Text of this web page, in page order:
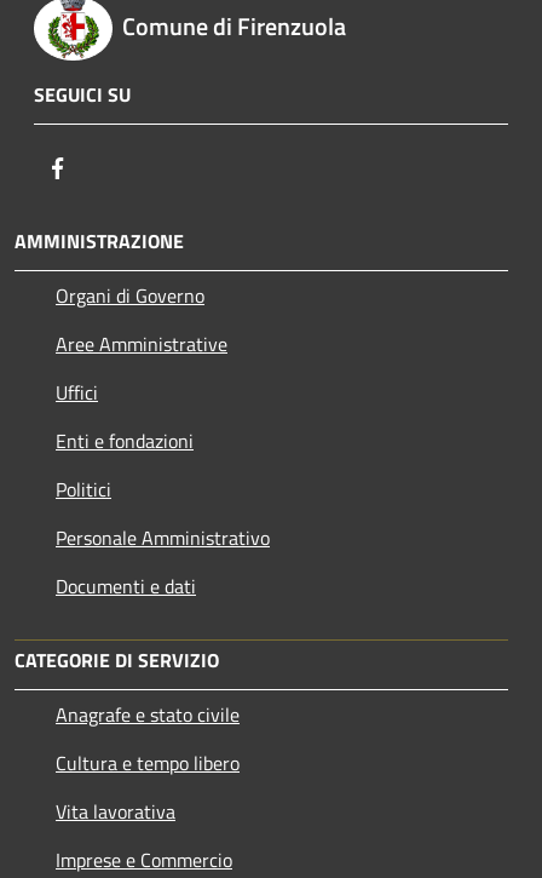
Comune di Firenzuola
SEGUICI SU
AMMINISTRAZIONE
Organi di Governo
Aree Amministrative
Uffici
Enti e fondazioni
Politici
Personale Amministrativo
Documenti e dati
CATEGORIE DI SERVIZIO
Anagrafe e stato civile
Cultura e tempo libero
Vita lavorativa
Imprese e Commercio